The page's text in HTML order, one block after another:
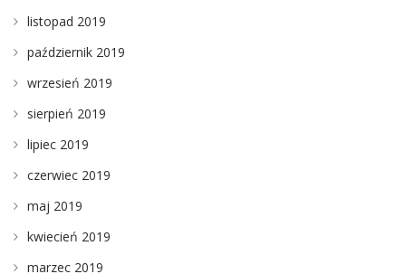
listopad 2019
październik 2019
wrzesień 2019
sierpień 2019
lipiec 2019
czerwiec 2019
maj 2019
kwiecień 2019
marzec 2019